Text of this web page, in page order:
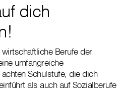
dich
Berufe der
umfangreiche
Schulstufe, die dich
als auch auf Sozialberufe